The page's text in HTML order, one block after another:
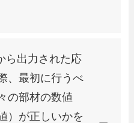
ら出力された応
、最初に行うべ
の部材の数値
）が正しいかを